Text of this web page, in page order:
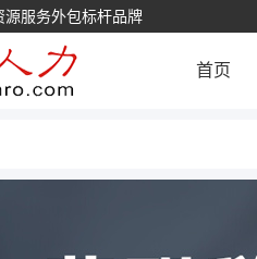
源服务外包标杆品牌
首页